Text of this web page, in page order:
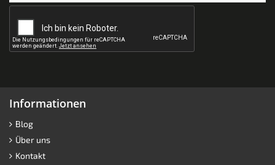
Informationen
Blog
Über uns
Kontakt